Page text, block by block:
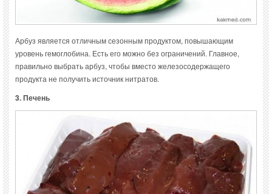
Арбуз является отличным сезонным продуктом, повышающим
уровень гемоглобина. Есть его можно без ограничений. Главное,
правильно выбрать арбуз, чтобы вместо железосодержащего
продукта не получить источник нитратов.
3. Печень